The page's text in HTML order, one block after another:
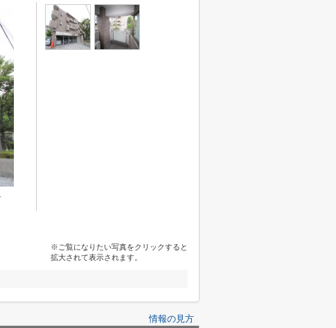
※ご覧になりたい写真をクリックすると
拡大されて表示されます。
情報の見方